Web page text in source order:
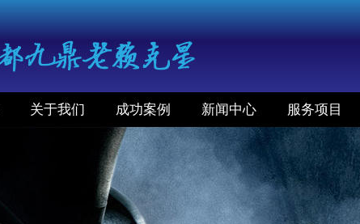
关于我们 成功案例 新闻中心 服务项目